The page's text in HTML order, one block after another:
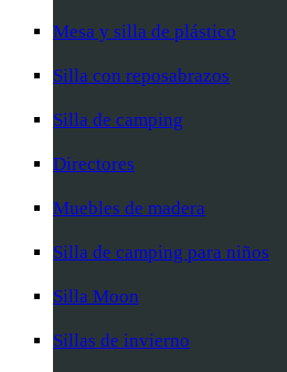
Mesa y silla de plástico
Silla con reposabrazos
Silla de camping
Directores
Muebles de madera
Silla de camping para niños
Silla Moon
Sillas de invierno